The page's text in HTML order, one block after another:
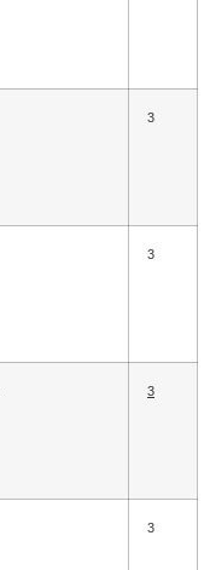
3
3
3
3